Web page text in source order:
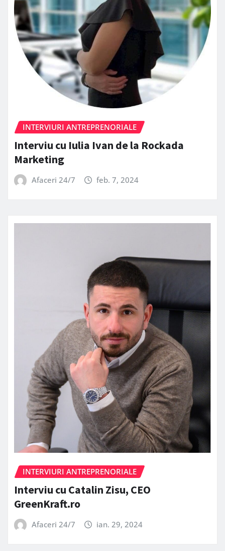
INTERVIURI ANTREPRENORIALE
Interviu cu Iulia Ivan de la Rockada
Marketing
Afaceri 24/7 feb. 7, 2024
INTERVIURI ANTREPRENORIALE
Interviu cu Catalin Zisu, CEO
GreenKraft.ro
Afaceri 24/7 ian. 29, 2024